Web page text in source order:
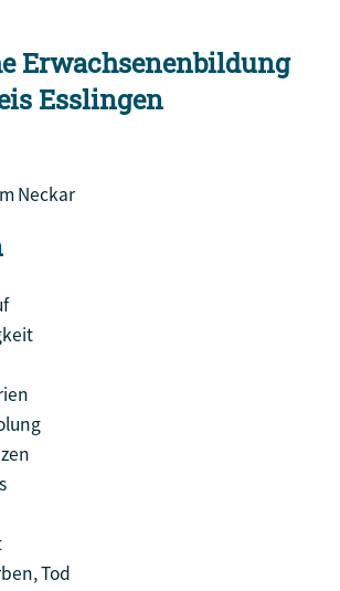
Erwachsenenbildung
Esslingen
Neckar
Tod